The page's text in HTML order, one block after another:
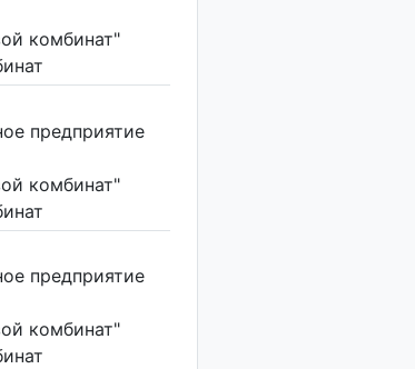
комбинат"
предприятие
комбинат"
предприятие
комбинат"